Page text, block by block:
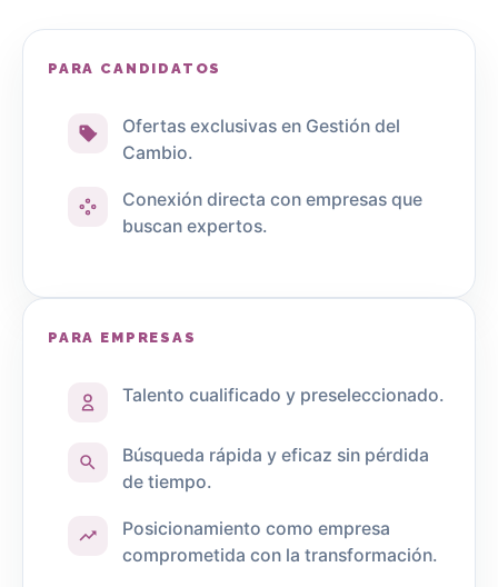
PARA CANDIDATOS
Ofertas exclusivas en Gestión del
Cambio.
Conexión directa con empresas que
buscan expertos.
PARA EMPRESAS
Talento cualificado y preseleccionado.
Búsqueda rápida y eficaz sin pérdida
de tiempo.
Posicionamiento como empresa
comprometida con la transformación.